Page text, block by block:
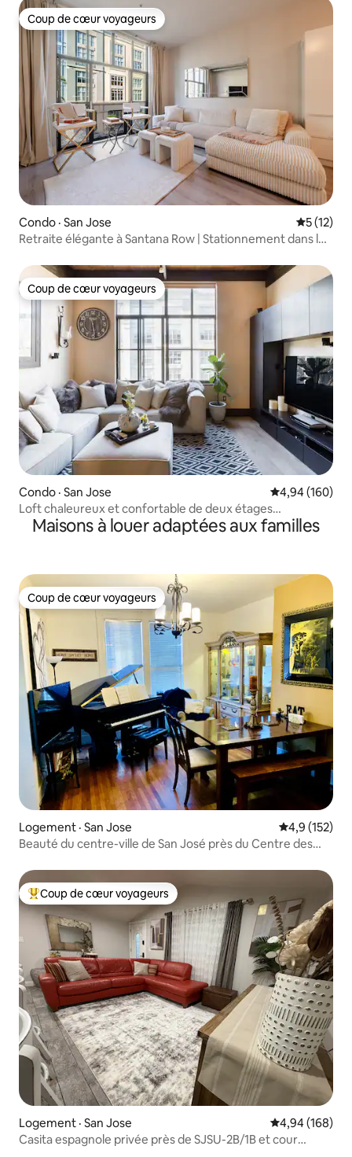
Coup de cœur voyageurs
Coup de cœur voyageurs
Condo · San Jose Note
5 (12)
Retraite élégante à Santana Row | Stationnement dans le
Coup de cœur voyageurs
Coup de cœur voyageurs
Condo · San Jose Note
4,94 (160)
Loft chaleureux et confortable de deux étages
surplombant Santana Row
Maisons à louer adaptées aux familles
Coup de cœur voyageurs
Coup de cœur voyageurs
Logement · San Jose Note
4,9 (152)
Beauté du centre-ville de San José près du Centre des
Coup de cœur voyageurs parmi les plus aimés
Coup de cœur voyageurs
Logement · San Jose Note
4,94 (168)
Casita espagnole privée près de SJSU-2B/1B et cour